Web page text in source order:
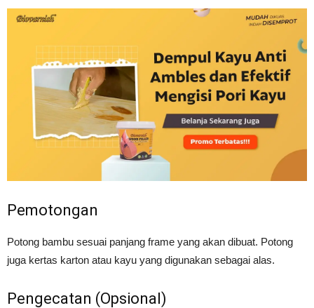
Pemotongan
Potong bambu sesuai panjang frame yang akan dibuat. Potong
juga kertas karton atau kayu yang digunakan sebagai alas.
Pengecatan (Opsional)